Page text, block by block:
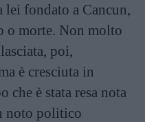
fondato a Cancun,
o morte. Non molto
poi,
è cresciuta in
che è stata resa nota
noto politico